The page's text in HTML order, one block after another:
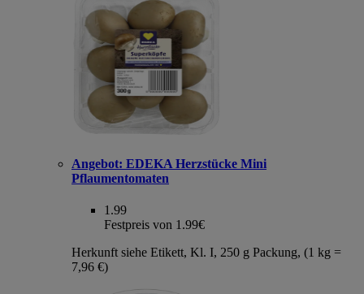
Angebot: EDEKA Herzstücke Mini
Pflaumentomaten
1.99
Festpreis von 1.99€
Herkunft siehe Etikett, Kl. I, 250 g Packung, (1 kg =
7,96 €)